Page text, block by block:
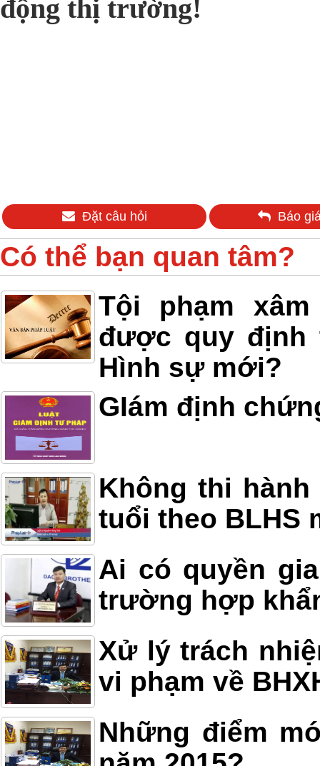
động thị trường!
Đặt câu hỏi Báo
Có thể bạn quan tâm?
Tội phạm
được quy định
Hình sự mới?
GIám định
Không thi
tuổi theo BLHS
Ai có quyền
trường hợp
Xử lý trách
vi phạm về
Những điểm